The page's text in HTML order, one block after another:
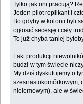
Tylko jak oni pracują?
Jeden pilot replikant i
Bo gdyby w kolonii byli
ogłosić secesję i cały
To już chyba taniej
Fakt produkcji
budzi w tym świecie
My dziś dyskutujemy o
szesnastokomórkowym,
nielemowym), ale w